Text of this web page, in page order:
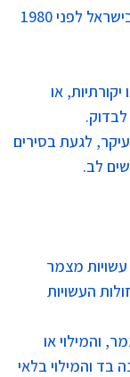
כותנה, אין מצוי שעטנז. רוב הספות שיוצרו בישראל לפני 1980
או
לגעת בסירים
לב.
מצמר
העשויות
והמילוי או
בד והמילוי בלאי